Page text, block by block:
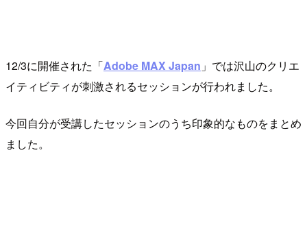
12/3に開催された「Adobe MAX Japan 」では沢山のクリエ
イティビティが刺激されるセッションが行われました。
今回自分が受講したセッションのうち印象的なものをまとめ
ました。